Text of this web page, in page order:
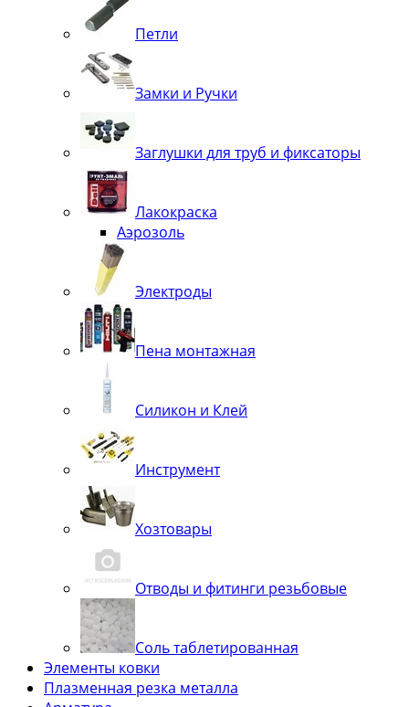
Петли
Замки и Ручки
Заглушки для труб и фиксаторы
Лакокраска
Аэрозоль
Электроды
Пена монтажная
Силикон и Клей
Инструмент
Хозтовары
Отводы и фитинги резьбовые
Соль таблетированная
Элементы ковки
Плазменная резка металла